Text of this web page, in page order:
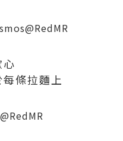
條拉麵上